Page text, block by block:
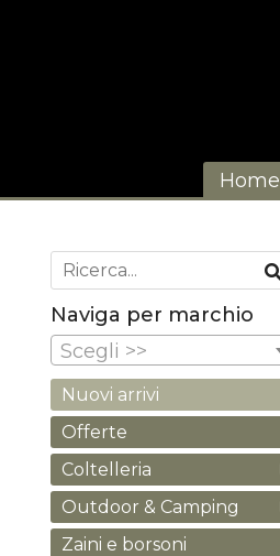
Home
Naviga per marchio
Scegli >>
Nuovi arrivi
Offerte
Coltelleria
Outdoor & Camping
Zaini e borsoni